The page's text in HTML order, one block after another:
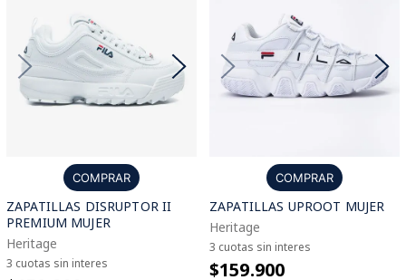
COMPRAR
ZAPATILLAS DISRUPTOR II
PREMIUM MUJER
Heritage
3 cuotas sin interes
COMPRAR
ZAPATILLAS UPROOT MUJER
Heritage
3 cuotas sin interes
$159.900